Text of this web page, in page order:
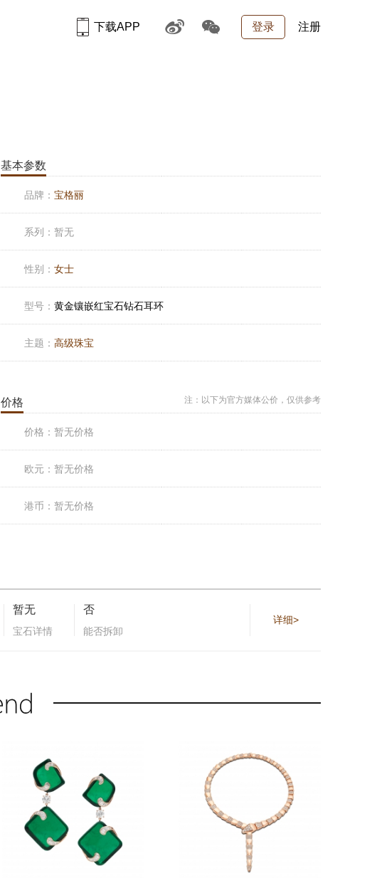
登录 注册
下载APP
基本参数
品牌： 宝格丽
系列： 暂无
性别： 女士
型号： 黄金镶嵌红宝石钻石耳环
主题： 高级珠宝
价格 注：以下为官方媒体公价，仅供参考
价格： 暂无价格
欧元： 暂无价格
港币： 暂无价格
暂无
宝石详情
否
能否拆卸
详细>